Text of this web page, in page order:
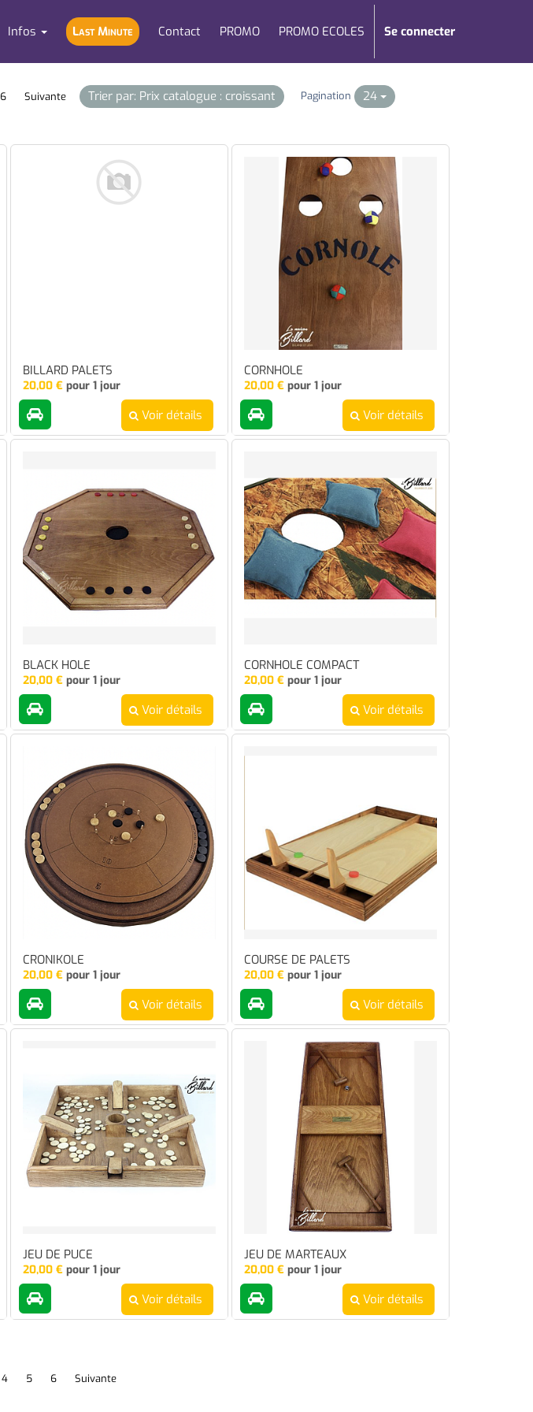
Infos Last Minute Contact PROMO PROMO ECOLES Se connecter
6 Suivante Trier par: Prix catalogue : croissant Pagination 24
BILLARD PALETS
20,00€ pour 1 jour
Voir détails
CORNHOLE
20,00€ pour 1 jour
Voir détails
BLACK HOLE
20,00€ pour 1 jour
Voir détails
CORNHOLE COMPACT
20,00€ pour 1 jour
Voir détails
CRONIKOLE
20,00€ pour 1 jour
Voir détails
COURSE DE PALETS
20,00€ pour 1 jour
Voir détails
JEU DE PUCE
20,00€ pour 1 jour
Voir détails
JEU DE MARTEAUX
20,00€ pour 1 jour
Voir détails
4 5 6 Suivante